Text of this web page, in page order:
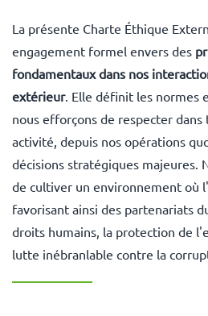
La présente Charte Éthique
engagement formel envers des
fondamentaux dans nos
extérieur. Elle définit les normes
nous efforçons de respecter dans
activité, depuis nos opérations
décisions stratégiques
de cultiver un environnement où
favorisant ainsi des partenariats
droits humains, la protection de
lutte inébranlable contre la